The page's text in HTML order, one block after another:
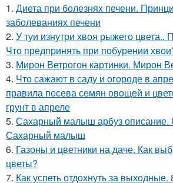
1. Диета при болезнях печени.
заболеваниях печени
2. У туи изнутри хвоя рыжего цвета..
Что предпринять при побурении
3. Мирон Ветрогон картинки. Мирон
4. Что сажают в саду и огороде в
правила посева семян овощей и
грунт в апреле
5. Сахарный малыш арбуз описание.
Сахарный малыш
6. Газоны и цветники на даче. Как
цветы?
7. Как успеть отдохнуть за